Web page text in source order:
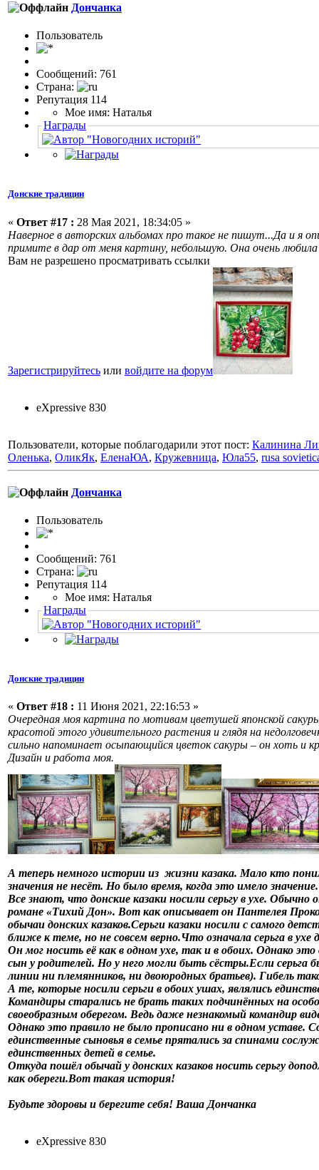
Дончанка
Пользовaтeль
Сообщений: 761
Страна:
Репутация 114
Мое имя: Наталья
Награды
Донские традиции
« Ответ #17 : 28 Мая 2021, 18:34:05 »
Наверное в авторских альбомах про такое не пишут...Да и я
примите в дар от меня картину, небольшую. Она очень любила
Вам не разрешено просматривать ссылки
Зарегистрируйтесь или войдите на форум
eXpressive 830
Пользователи, которые поблагодарили этот пост: Калинина
Оленька, ОликЯк, ЕленаЮА, Кружевница, Юла55, rusa
Дончанка
Пользовaтeль
Сообщений: 761
Страна:
Репутация 114
Мое имя: Наталья
Награды
Донские традиции
« Ответ #18 : 11 Июня 2021, 22:16:53 »
Очередная моя картина по мотивам цветушей японской
красотой этого удивительного растения и глядя на
сильно напоминает осыпающийся цветок сакуры – он хоть и
Дизайн и работа моя.
А теперь немного истории из жизни казака. Мало кто
значения не несёт. Но было время, когда это имело значение.
Все знают, что донские казаки носили серьгу в ухе.
романе «Тихий Дон». Вот как описывает он Пантелея
обычаи донских казаков.Серьги казаки носили с самого
ближе к теме, но не совсем верно.Что означала серьга в ухе
Он мог носить её как в одном ухе, так и в обоих. Однако
сын у родителей. Но у него могли быть сёстры.Если серьга
линии ни племянников, ни двоюродных братьев). Гибель
А те, которые носили серьги в обоих ушах, являлись
Командиры старались не брать таких подчинённых на
своеобразным оберегом. Ведь даже незнакомый командир
Однако это правило не было прописано ни в одном уставе.
единственные сыновья в семье прятались за спинами
единственных детей в семье.
Откуда пошёл обычай у донских казаков носить серьгу
как обереги.Вот такая история!
Будьте здоровы и берегите себя! Ваша Дончанка
eXpressive 830